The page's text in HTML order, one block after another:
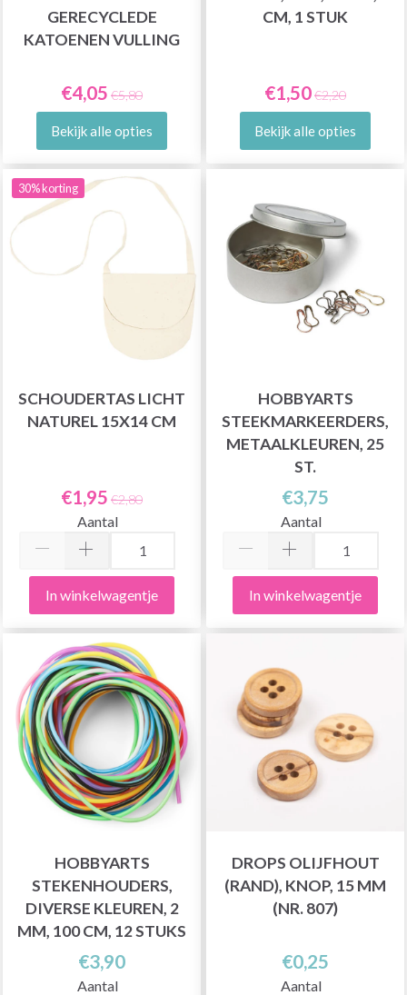
GERECYCLEDE
KATOENEN VULLING
€4,05 €5,80
Bekijk alle opties
CM, 1 STUK
€1,50€2,20
Bekijk alle opties
30% korting
SCHOUDERTAS LICHT
NATUREL 15X14 CM
€1,95 €2,80
Aantal
In winkelwagentje
HOBBYARTS
STEEKMARKEERDERS,
METAALKLEUREN, 25
ST.
€3,75
Aantal
In winkelwagentje
HOBBYARTS
STEKENHOUDERS,
DIVERSE KLEUREN, 2
MM, 100 CM, 12 STUKS
€3,90
Aantal
DROPS OLIJFHOUT
(RAND), KNOP, 15 MM
(NR. 807)
€0,25
Aantal